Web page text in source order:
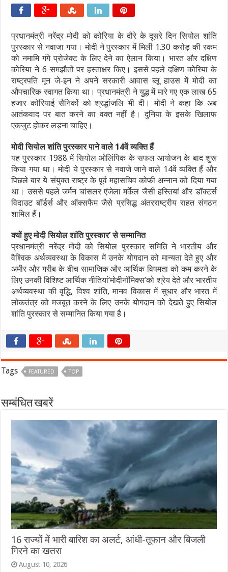
प्रधानमंत्री नरेंद्र मोदी को कोरिया के दौरे के दूसरे दिन सियोल शांति
पुरस्कार से नवाजा गया। मोदी ने पुरस्कार में मिली 1.30 करोड़ की रकम
को नमामि गंगे प्रोजेक्ट के लिए देने का ऐलान किया। भारत और दक्षिण
कोरिया ने 6 समझौतों पर हस्ताक्षर किए। इससे पहले दक्षिण कोरिया के
राष्ट्रपति मून जे-इन ने अपने सरकारी आवास ब्लू हाउस में मोदी का
औपचारिक स्वागत किया था। प्रधानमंत्री ने युद्ध में मारे गए एक लाख 65
हजार कोरियाई सैनिकों को श्रद्धांजलि भी दी। मोदी ने कहा कि अब
आतंकवाद पर बात करने का वक्त नहीं है। दुनिया के इसके खिलाफ
एकजुट होकर लड़ना चाहिए।
मोदी सियोल शांति पुरस्कार पाने वाले 14वें व्यक्ति हैं
यह पुरस्कार 1988 में सियोल ओलिंपिक के सफल आयोजन के बाद शुरू
किया गया था। मोदी ये पुरस्कार से नवाजे जाने वाले 14वें व्यक्ति हैं और
पिछले बार ये संयुक्त राष्ट्र के पूर्व महासचिव कोफी अन्नान को दिया गया
था। उससे पहले जर्मन चांसलर एंजेला मर्केल जैसी हस्तियां और डॉक्टर्स
विदाउट बॉर्डर्स और ऑक्सफैम जैसे प्रसिद्ध अंतरराष्ट्रीय राहत संगठन
शामिल हैं।
क्यों हुए मोदी सियोल शांति पुरस्कार’ से सम्मानित
प्रधानमंत्री नरेंद्र मोदी को सियोल पुरस्कार समिति ने भारतीय और
वैश्विक अर्थव्यवस्था के विकास में उनके योगदान को मान्यता देते हुए और
अमीर और गरीब के बीच सामाजिक और आर्थिक विषमता को कम करने के
लिए उनकी विशिष्ट आर्थिक नीतियां‘मोदीनॉमिक्स’को श्रेय देते और भारतीय
अर्थव्यवस्था की वृद्धि, विश्व शांति, मानव विकास में सुधार और भारत में
लोकतंत्र को मजबूत करने के लिए उनके योगदान को देखते हुए सियोल
शांति पुरस्कार से सम्मानित किया गया है।
Tags FEATURED TOP
सम्बंधित खबरें
16 राज्यों में भारी बारिश का अलर्ट, आंधी-तूफान और बिजली
गिरने का खतरा
August 10, 2026